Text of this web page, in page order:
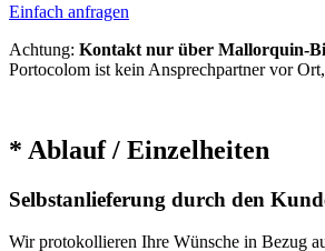
Einfach anfragen
Achtung: Kontakt nur über Mallorquin-
Portocolom ist kein Ansprechpartner vor
* Ablauf / Einzelheiten
Selbstanlieferung durch den
Wir protokollieren Ihre Wünsche in Bezug